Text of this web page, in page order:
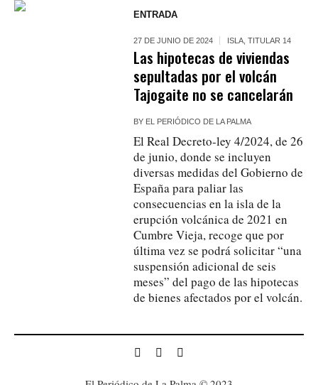
ENTRADA
27 DE JUNIO DE 2024 ISLA ,TITULAR 14
Las hipotecas de viviendas
sepultadas por el volcán
Tajogaite no se cancelarán
BY EL PERIÓDICO DE LA PALMA
El Real Decreto-ley 4/2024, de 26
de junio, donde se incluyen
diversas medidas del Gobierno de
España para paliar las
consecuencias en la isla de la
erupción volcánica de 2021 en
Cumbre Vieja, recoge que por
última vez se podrá solicitar “una
suspensión adicional de seis
meses” del pago de las hipotecas
de bienes afectados por el volcán.